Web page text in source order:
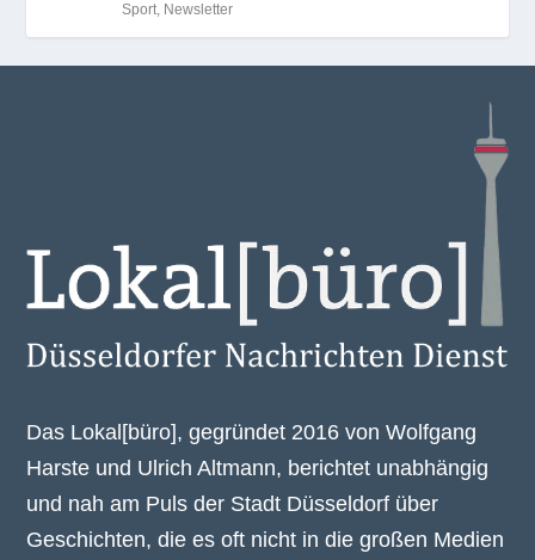
Sport, Newsletter
Das Lokal[büro], gegründet 2016 von Wolfgang
Harste und Ulrich Altmann, berichtet unabhängig
und nah am Puls der Stadt Düsseldorf über
Geschichten, die es oft nicht in die großen Medien